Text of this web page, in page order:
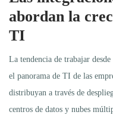
abordan la
TI
La tendencia de trabajar
el panorama de TI de las
distribuyan a través de
centros de datos y nubes